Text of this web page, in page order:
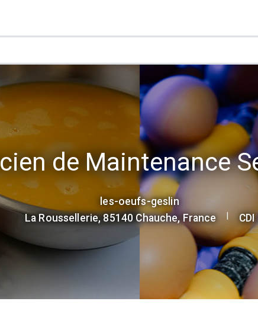
de Maintenance
les-oeufs-geslin
La Roussellerie, 85140 Chauche, France
CDI